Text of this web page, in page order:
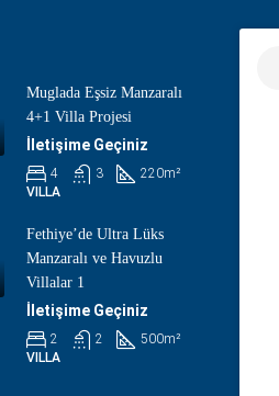
Muglada Eşsiz Manzaralı
4+1 Villa Projesi
İletişime Geçiniz
4 3 220m²
VILLA
Fethiye’de Ultra Lüks
Manzaralı ve Havuzlu
Villalar 1
İletişime Geçiniz
2 2 500m²
VILLA